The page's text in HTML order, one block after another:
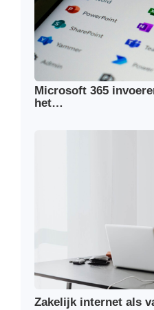
Microsoft 365
het…
Zakelijk internet als